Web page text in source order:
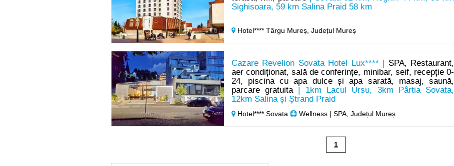
Sighisoara, 59 km Salina Praid 58 km
Hotel**** Târgu Mureș, Județul Mureș
Cazare Revelion Sovata Hotel Lux**** | SPA, Restaurant,
aer condiționat, sală de conferințe, minibar, seif, recepție 0-
24, piscina cu apa dulce și apa sarată, masaj, saună,
parcare gratuita| 1km Lacul Ursu, 3km Pârtia Sovata,
12km Salina și Ștrand Praid
Hotel**** Sovata Wellness | SPA, Județul Mureș
1